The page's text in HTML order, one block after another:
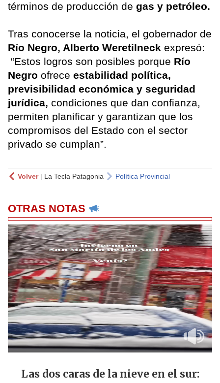
términos de producción de gas y petróleo.
Tras conocerse la noticia, el gobernador de
Río Negro, Alberto Weretilneck expresó:
“Estos logros son posibles porque Río
Negro ofrece estabilidad política,
previsibilidad económica y seguridad
jurídica, condiciones que dan confianza,
permiten planificar y garantizan que los
compromisos del Estado con el sector
privado se cumplan”.
Volver| La Tecla Patagonia Política Provincial
OTRAS NOTAS
Las dos caras de la nieve en el sur: